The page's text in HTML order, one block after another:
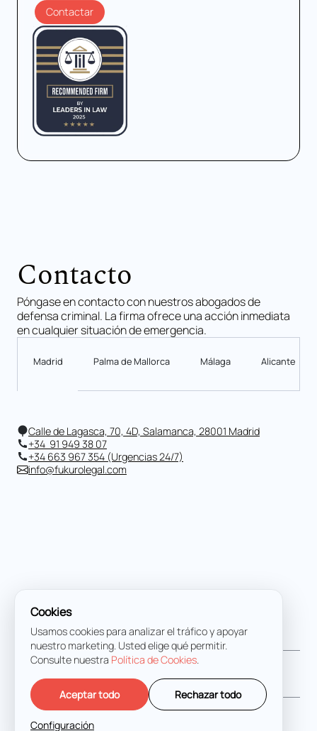
Contactar
Contacto
Póngase en contacto con nuestros abogados de
defensa criminal. La firma ofrece una acción inmediata
en cualquier situación de emergencia.
Madrid Palma de Mallorca Málaga Alicante
Calle de Lagasca, 70, 4D, Salamanca, 28001 Madrid
+34 91 949 38 07
+34 663 967 354 (Urgencias 24/7)
info@fukurolegal.com
Nombre completo
Dirección de correo electrónico*
Mensaje*
Cookies
Usamos cookies para analizar el tráfico y apoyar
nuestro marketing. Usted elige qué permitir.
Consulte nuestra Política de Cookies.
Aceptar todo Rechazar todo
Configuración